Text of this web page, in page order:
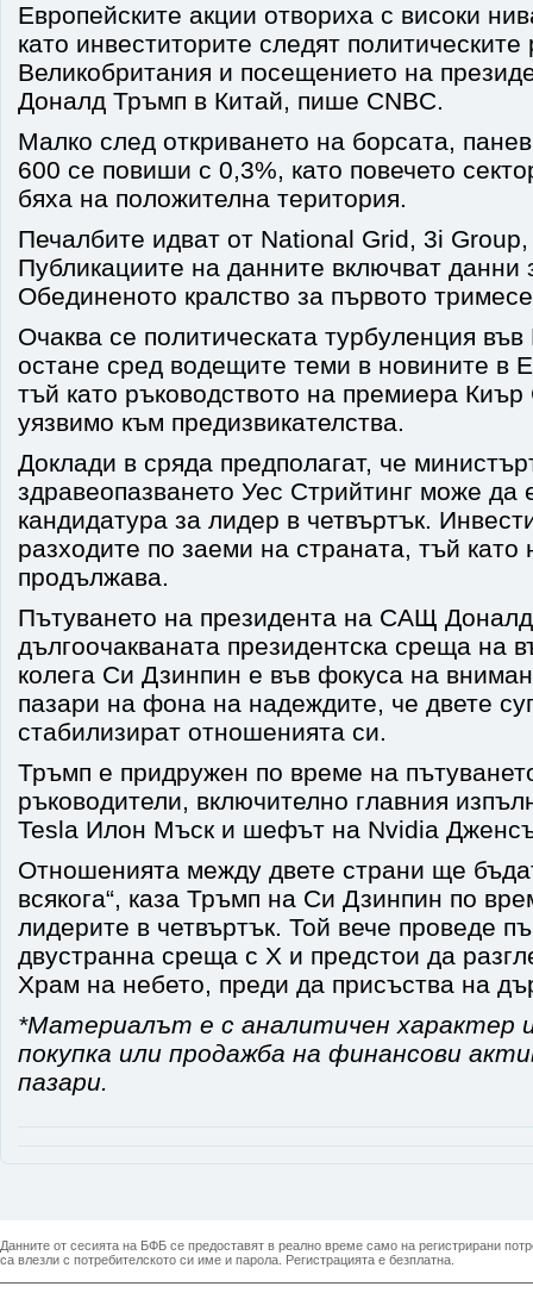
Европейските акции отвориха с високи
като инвеститорите следят политическите
Великобритания и посещението на
Доналд Тръмп в Китай, пише CNBC.
Малко след откриването на борсата,
600 се повиши с 0,3%, като повечето
бяха на положителна територия.
Печалбите идват от National Grid, 3i
Публикациите на данните включват
Обединеното кралство за първото
Очаква се политическата турбуленция
остане сред водещите теми в новините в
тъй като ръководството на премиера
уязвимо към предизвикателства.
Доклади в сряда предполагат, че
здравеопазването Уес Стрийтинг може да
кандидатура за лидер в четвъртък.
разходите по заеми на страната, тъй като
продължава.
Пътуването на президента на САЩ
дългоочакваната президентска среща на
колега Си Дзинпин е във фокуса на
пазари на фона на надеждите, че двете
стабилизират отношенията си.
Тръмп е придружен по време на
ръководители, включително главния
Tesla Илон Мъск и шефът на Nvidia
Отношенията между двете страни ще
всякога“, каза Тръмп на Си Дзинпин по
лидерите в четвъртък. Той вече проведе
двустранна среща с X и предстои да
Храм на небето, преди да присъства на
*Материалът е с аналитичен характер
покупка или продажба на финансови
пазари.
Данните от сесията на БФБ се предоставят в реално време само на регистрирани
са влезли с потребителското си име и парола. Регистрацията е безплатна.